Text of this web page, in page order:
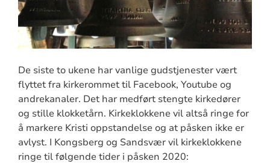
De siste to ukene har vanlige gudstjenester vært
flyttet fra kirkerommet til Facebook, Youtube og
andrekanaler. Det har medført stengte kirkedører
og stille klokketårn. Kirkeklokkene vil altså ringe for
å markere Kristi oppstandelse og at påsken ikke er
avlyst. I Kongsberg og Sandsvær vil kirkeklokkene
ringe til følgende tider i påsken 2020: